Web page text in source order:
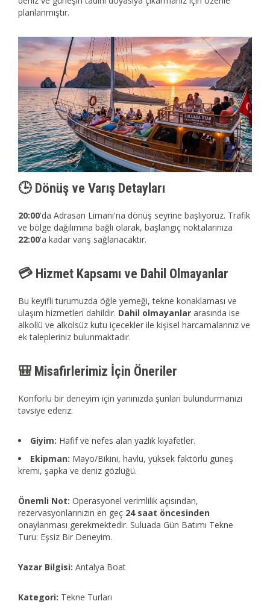
planlanmıştır.
🕒 Dönüş ve Varış Detayları
20:00'da Adrasan Limanı'na dönüş seyrine başlıyoruz. Trafik
ve bölge dağılımına bağlı olarak, başlangıç noktalarınıza
22:00'a kadar varış sağlanacaktır.
💳 Hizmet Kapsamı ve Dahil Olmayanlar
Bu keyifli turumuzda öğle yemeği, tekne konaklaması ve
ulaşım hizmetleri dahildir. Dahil olmayanlar arasında ise
alkollü ve alkolsüz kutu içecekler ile kişisel harcamalarınız ve
ek talepleriniz bulunmaktadır.
🎒 Misafirlerimiz İçin Öneriler
Konforlu bir deneyim için yanınızda şunları bulundurmanızı
tavsiye ederiz:
Giyim: Hafif ve nefes alan yazlık kıyafetler.
Ekipman: Mayo/Bikini, havlu, yüksek faktörlü güneş
kremi, şapka ve deniz gözlüğü.
Önemli Not: Operasyonel verimlilik açısından,
rezervasyonlarınızın en geç 24 saat öncesinden
onaylanması gerekmektedir. Suluada Gün Batımı Tekne
Turu: Eşsiz Bir Deneyim.
Yazar Bilgisi: Antalya Boat
Kategori: Tekne Turları